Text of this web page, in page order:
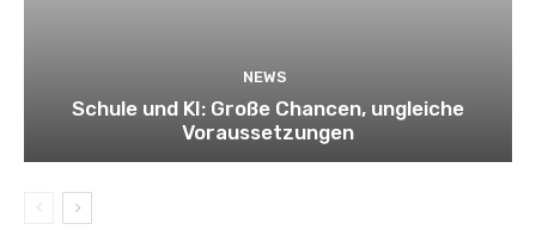
NEWS
Schule und KI: Große Chancen, ungleiche
Voraussetzungen